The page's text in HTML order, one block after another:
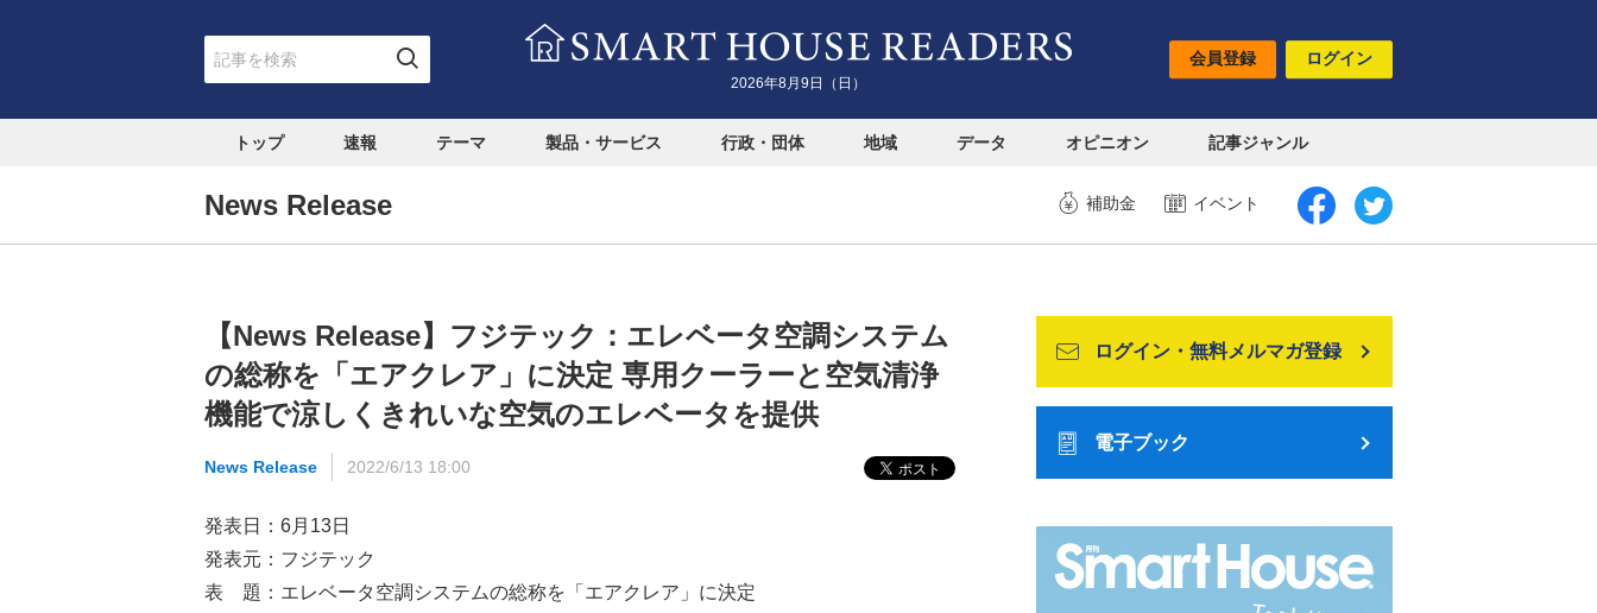
2026年8月9日（日）
会員登録 ログイン
トップ 速報 テーマ 製品・サービス 行政・団体 地域 データ オピニオン 記事ジャンル
News Release 補助金 イベント
【News Release】フジテック：エレベータ空調システム
の総称を「エアクレア」に決定 専用クーラーと空気清浄
機能で涼しくきれいな空気のエレベータを提供
News Release 2022/6/13 18:00
発表日：6月13日
発表元：フジテック
表 題：エレベータ空調システムの総称を「エアクレア」に決定
ログイン・無料メルマガ登録
電子ブック